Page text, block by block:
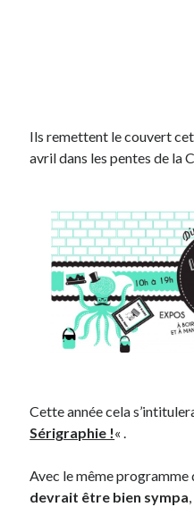
Ils remettent le couvert
avril dans les pentes de la
Cette année cela
Sérigraphie !« .
Avec le même programme
devrait être bien sympa